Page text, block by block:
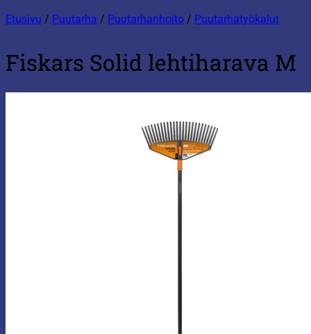
Etusivu / Puutarha / Puutarhanhoito / Puutarhatyökalut
Fiskars Solid lehtiharava M